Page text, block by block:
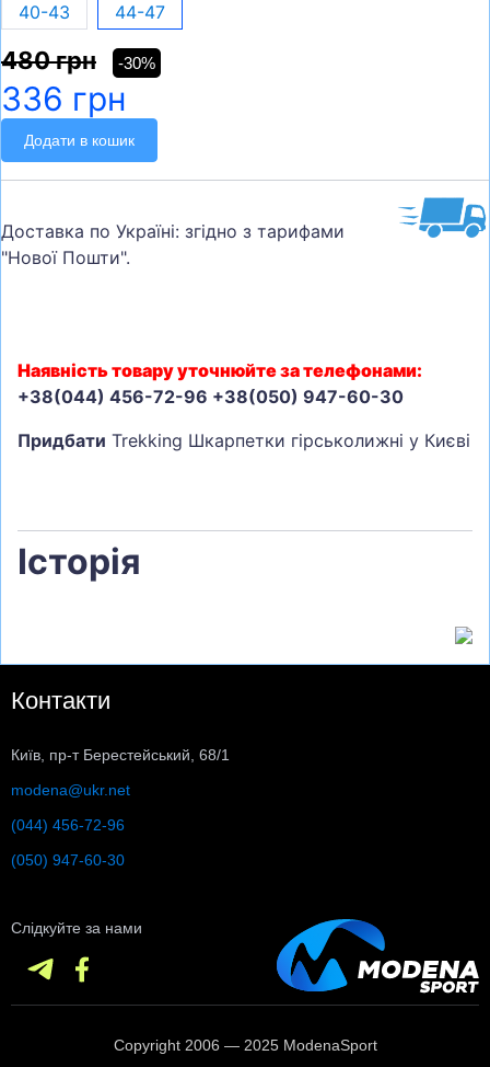
40-43
44-47
480 грн -30%
336 грн
Додати в кошик
Доставка по Україні: згідно з тарифами
"Нової Пошти".
Наявність товару уточнюйте за телефонами:
+38(044) 456-72-96 +38(050) 947-60-30
Придбати Trekking Шкарпетки гірськолижні у Києві
Історія
Контакти
Київ, пр-т Берестейський, 68/1
modena@ukr.net
(044) 456-72-96
(050) 947-60-30
Слідкуйте за нами
Copyright 2006 — 2025 ModenaSport